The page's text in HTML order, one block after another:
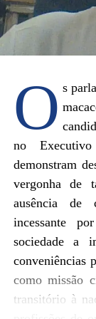
A sociedade
de habitantes,
das
jurídica que
uma minoria
Se alguém se
loba, por
identidade no
que “tudo
perspectiva
Mudanças de
equilíbrio e a
continua sendo
Ou seja, a base
O s
no
demonstram
vergonha de
ausência de
incessante
sociedade a
conveniências
como missão
transitório à